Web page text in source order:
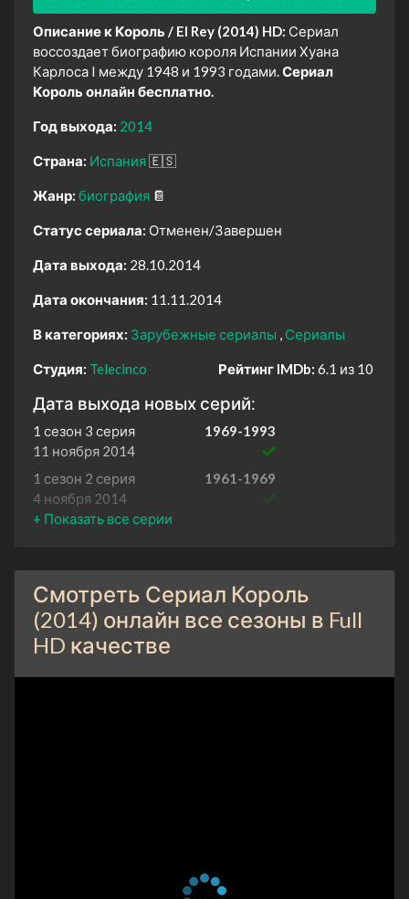
Описание к Король / El Rey (2014) HD: Сериал
воссоздает биографию короля Испании Хуана
Карлоса I между 1948 и 1993 годами.Сериал
Король онлайн бесплатно.
Год выхода: 2014
Страна: Испания🇪🇸
Жанр: биография 📔
Статус сериала: Отменен/Завершен
Дата выхода: 28.10.2014
Дата окончания: 11.11.2014
В категориях: Зарубежные сериалы Сериалы
Студия: Telecinco Рейтинг IMDb: 6.1 из 10
Дата выхода новых серий:
1 сезон 3 серия
1969-1993
11 ноября 2014
1 сезон 2 серия
1961-1969
4 ноября 2014
1 сезон 1 серия
Смотреть Сериал Король
(2014) онлайн все сезоны в Full
HD качестве